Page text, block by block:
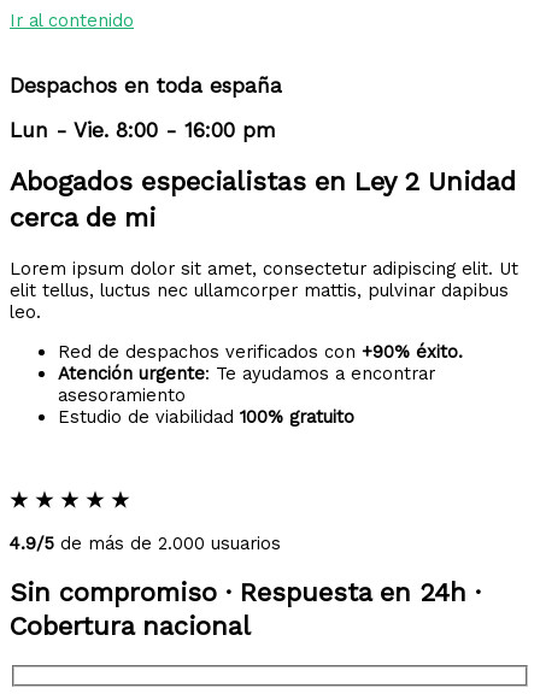
Ir al contenido
Despachos en toda españa
Lun - Vie. 8:00 - 16:00 pm
Abogados especialistas en Ley 2 Unidad
cerca de mi
Lorem ipsum dolor sit amet, consectetur adipiscing elit. Ut
elit tellus, luctus nec ullamcorper mattis, pulvinar dapibus
leo.
Red de despachos verificados con +90% éxito.
Atención urgente: Te ayudamos a encontrar
asesoramiento
Estudio de viabilidad 100% gratuito
★ ★ ★ ★ ★
4.9/5 de más de 2.000 usuarios
Sin compromiso · Respuesta en 24h ·
Cobertura nacional